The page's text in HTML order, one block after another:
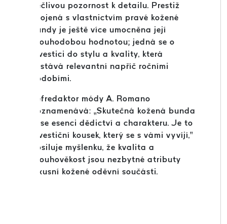
pečlivou pozornost k detailu. Prestiž
spojená s vlastnictvím pravé kožené
bundy je ještě více umocněna její
dlouhodobou hodnotou; jedná se o
investici do stylu a kvality, která
zůstává relevantní napříč ročními
obdobími.
Šéfredaktor módy A. Romano
poznamenává: „Skutečná kožená bunda
nese esenci dědictví a charakteru. Je to
investiční kousek, který se s vámi vyvíjí,“
posiluje myšlenku, že kvalita a
dlouhověkost jsou nezbytné atributy
luxusní kožené oděvní součásti.